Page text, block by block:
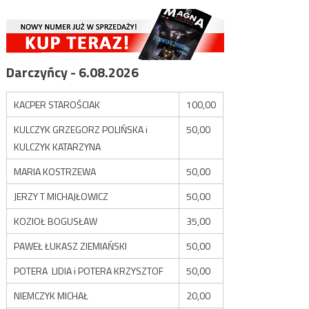
Darczyńcy - 6.08.2026
KACPER STAROŚCIAK
100,00
KULCZYK GRZEGORZ POLIŃSKA i
KULCZYK KATARZYNA
50,00
MARIA KOSTRZEWA
50,00
JERZY T MICHAJŁOWICZ
50,00
KOZIOŁ BOGUSŁAW
35,00
PAWEŁ ŁUKASZ ZIEMIAŃSKI
50,00
POTERA LIDIA i POTERA KRZYSZTOF
50,00
NIEMCZYK MICHAŁ
20,00